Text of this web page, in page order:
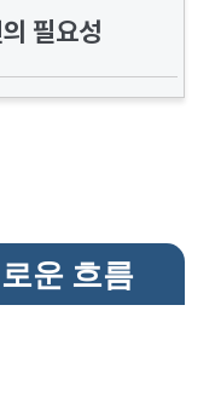
필요성
운 흐름